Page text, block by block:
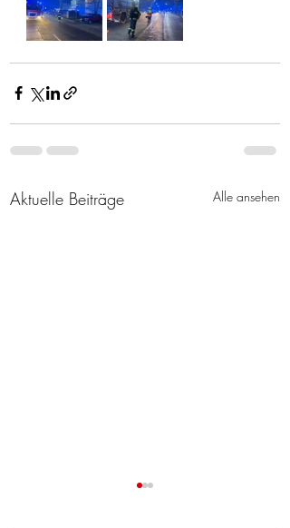
Aktuelle Beiträge Alle ansehen